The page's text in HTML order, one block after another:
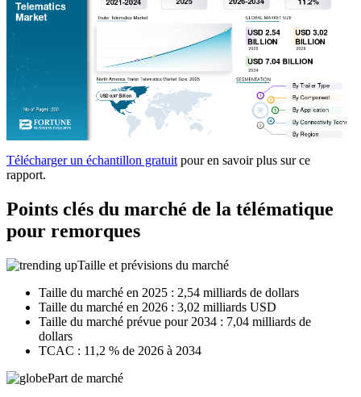
Télécharger un échantillon gratuit pour en savoir plus sur ce
rapport.
Points clés du marché de la télématique
pour remorques
Taille et prévisions du marché
Taille du marché en 2025 : 2,54 milliards de dollars
Taille du marché en 2026 : 3,02 milliards USD
Taille du marché prévue pour 2034 : 7,04 milliards de
dollars
TCAC : 11,2 % de 2026 à 2034
Part de marché